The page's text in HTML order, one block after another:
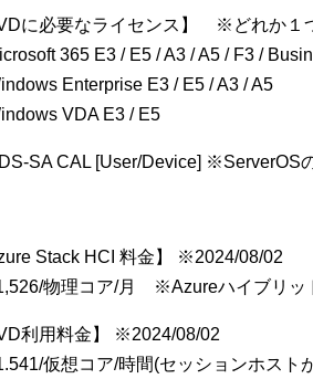
に必要なライセンス】 ※どれか１
365 E3 / E5 / A3 / A5 / F3 /
Enterprise E3 / E5 / A3 / A5
VDA E3 / E5
SA CAL [User/Device] ※ServerOS
Stack HCI 料金】 ※2024/08/02
物理コア/月 ※Azureハイブリッ
利用料金】 ※2024/08/02
仮想コア/時間(セッションホスト